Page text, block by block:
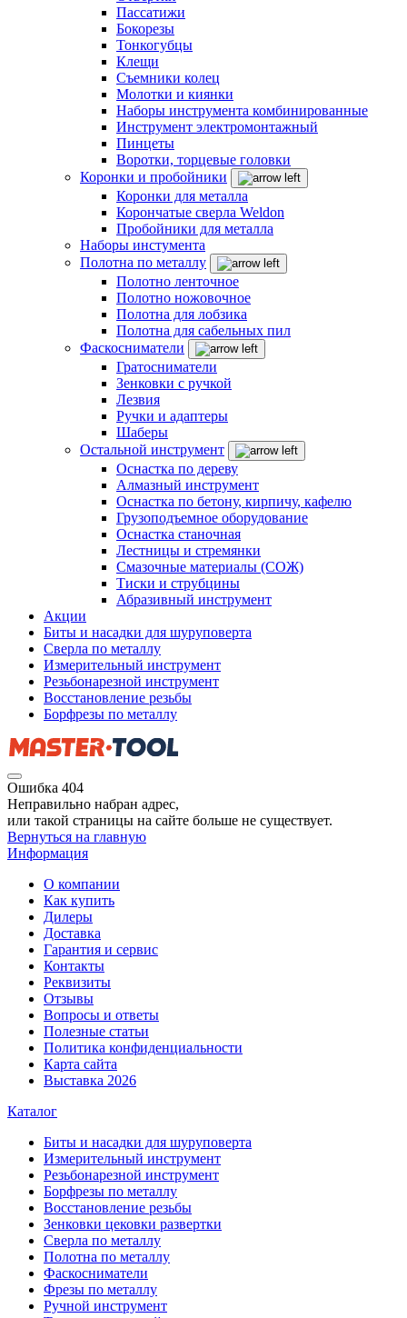
Пассатижи
Бокорезы
Тонкогубцы
Клещи
Съемники колец
Молотки и киянки
Наборы инструмента комбинированные
Инструмент электромонтажный
Пинцеты
Воротки, торцевые головки
Коронки и пробойники
Коронки для металла
Корончатые сверла Weldon
Пробойники для металла
Наборы инстумента
Полотна по металлу
Полотно ленточное
Полотно ножовочное
Полотна для лобзика
Полотна для сабельных пил
Фаскосниматели
Гратосниматели
Зенковки с ручкой
Лезвия
Ручки и адаптеры
Шаберы
Остальной инструмент
Оснастка по дереву
Алмазный инструмент
Оснастка по бетону, кирпичу, кафелю
Грузоподъемное оборудование
Оснастка станочная
Лестницы и стремянки
Смазочные материалы (СОЖ)
Тиски и струбцины
Абразивный инструмент
Акции
Биты и насадки для шуруповерта
Сверла по металлу
Измерительный инструмент
Резьбонарезной инструмент
Восстановление резьбы
Борфрезы по металлу
Ошибка 404
Неправильно набран адрес,
или такой страницы на сайте больше не существует.
Вернуться на главную
Информация
О компании
Как купить
Дилеры
Доставка
Гарантия и сервис
Контакты
Реквизиты
Отзывы
Вопросы и ответы
Полезные статьи
Политика конфиденциальности
Карта сайта
Выставка 2026
Каталог
Биты и насадки для шуруповерта
Измерительный инструмент
Резьбонарезной инструмент
Борфрезы по металлу
Восстановление резьбы
Зенковки цековки развертки
Сверла по металлу
Полотна по металлу
Фаскосниматели
Фрезы по металлу
Ручной инструмент